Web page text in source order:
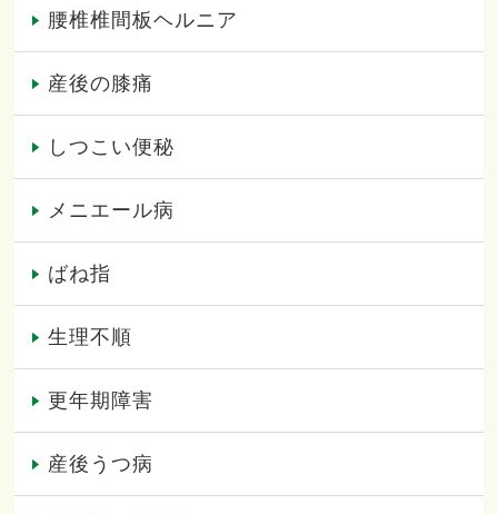
腰椎椎間板ヘルニア
産後の膝痛
しつこい便秘
メニエール病
ばね指
生理不順
更年期障害
産後うつ病